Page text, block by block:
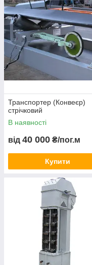
Призначені для
матеріалів.
складності
Транспортер (Конвеєр)
стрічковий
В наявності
від 40 000 ₴/пог.м
Купити